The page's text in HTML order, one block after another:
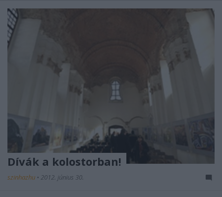
Dívák a kolostorban!
szinhazhu • 2012. június 30.